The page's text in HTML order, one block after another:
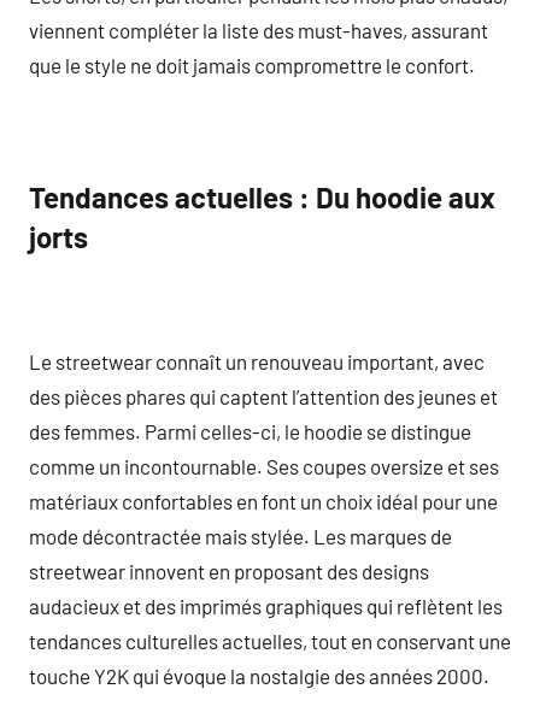
viennent compléter la liste des must-haves, assurant
que le style ne doit jamais compromettre le confort.
Tendances actuelles : Du hoodie aux
jorts
Le streetwear connaît un renouveau important, avec
des pièces phares qui captent l’attention des jeunes et
des femmes. Parmi celles-ci, le hoodie se distingue
comme un incontournable. Ses coupes oversize et ses
matériaux confortables en font un choix idéal pour une
mode décontractée mais stylée. Les marques de
streetwear innovent en proposant des designs
audacieux et des imprimés graphiques qui reflètent les
tendances culturelles actuelles, tout en conservant une
touche Y2K qui évoque la nostalgie des années 2000.